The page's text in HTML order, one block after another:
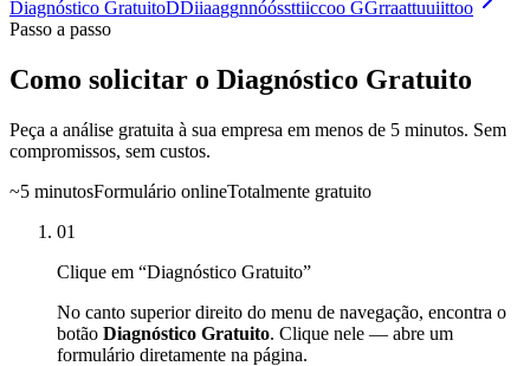
Diagnóstico GratuitoDDiiaaggnnóóssttiiccoo GGrraattuuiittoo
Passo a passo
Como solicitar o Diagnóstico Gratuito
Peça a análise gratuita à sua empresa em menos de 5 minutos. Sem
compromissos, sem custos.
~5 minutosFormulário onlineTotalmente gratuito
01
Clique em “Diagnóstico Gratuito”
No canto superior direito do menu de navegação, encontra o
botão Diagnóstico Gratuito. Clique nele — abre um
formulário diretamente na página.